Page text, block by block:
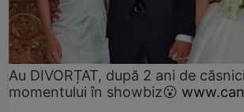
Au DIVORȚAT, după 2 ani de
momentului în showbiz😮